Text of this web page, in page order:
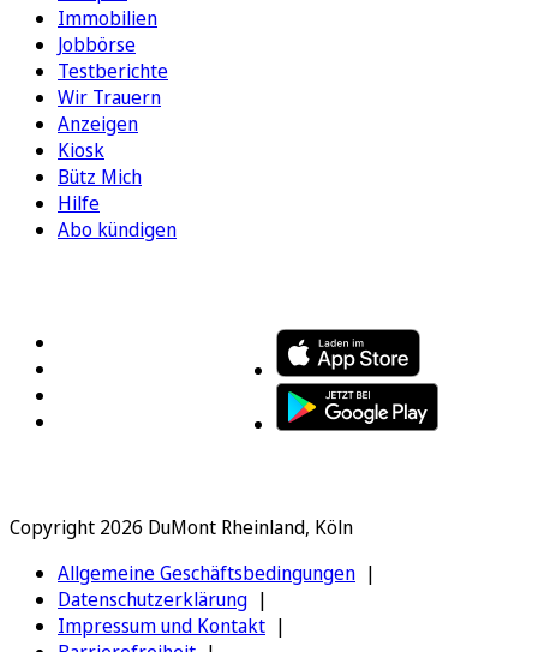
Immobilien
Jobbörse
Testberichte
Wir Trauern
Anzeigen
Kiosk
Bütz Mich
Hilfe
Abo kündigen
Copyright 2026 DuMont Rheinland, Köln
Allgemeine Geschäftsbedingungen
Datenschutzerklärung
Impressum und Kontakt